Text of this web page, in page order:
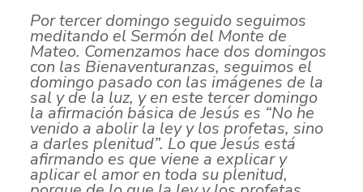
Por tercer domingo seguido seguimos
meditando el Sermón del Monte de
Mateo. Comenzamos hace dos domingos
con las Bienaventuranzas, seguimos el
domingo pasado con las imágenes de la
sal y de la luz, y en este tercer domingo
la afirmación básica de Jesús es “No he
venido a abolir la ley y los profetas, sino
a darles plenitud”. Lo que Jesús está
afirmando es que viene a explicar y
aplicar el amor en toda su plenitud,